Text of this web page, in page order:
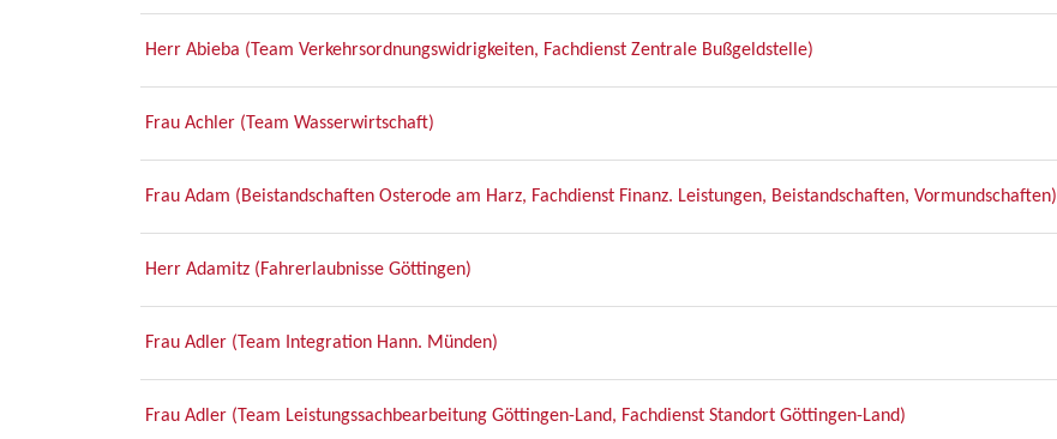
Herr Abieba (Team Verkehrsordnungswidrigkeiten, Fachdienst Zentrale Bußgeldstelle)
Frau Achler (Team Wasserwirtschaft)
Frau Adam (Beistandschaften Osterode am Harz, Fachdienst Finanz. Leistungen, Beistandschaften, Vormundschaften)
Herr Adamitz (Fahrerlaubnisse Göttingen)
Frau Adler (Team Integration Hann. Münden)
Frau Adler (Team Leistungssachbearbeitung Göttingen-Land, Fachdienst Standort Göttingen-Land)